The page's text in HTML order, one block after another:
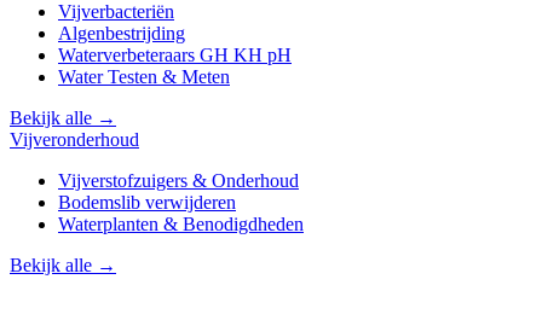
Vijverbacteriën
Algenbestrijding
Waterverbeteraars GH KH pH
Water Testen & Meten
Bekijk alle →
Vijveronderhoud
Vijverstofzuigers & Onderhoud
Bodemslib verwijderen
Waterplanten & Benodigdheden
Bekijk alle →